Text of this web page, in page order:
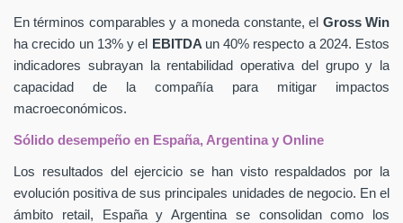
En términos comparables y a moneda constante, el Gross Win
ha crecido un 13% y el
EBITDA un 40% respecto a 2024. Estos
indicadores subrayan la rentabilidad operativa del grupo y la
capacidad de la compañía para mitigar impactos
macroeconómicos.
Sólido desempeño en España, Argentina y Online
Los resultados del ejercicio se han visto respaldados por la
evolución positiva de sus principales unidades de negocio. En el
ámbito retail, España y Argentina se consolidan como los